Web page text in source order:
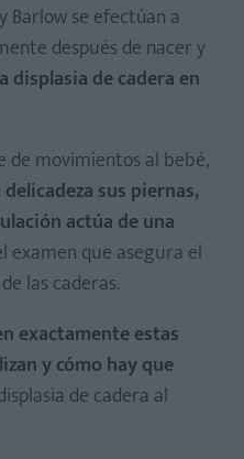
Barlow se efectúan a
después de nacer y
de cadera en
de movimientos al bebé,
sus piernas,
actúa de una
examen que asegura el
las caderas.
exactamente estas
y cómo hay que
de cadera al